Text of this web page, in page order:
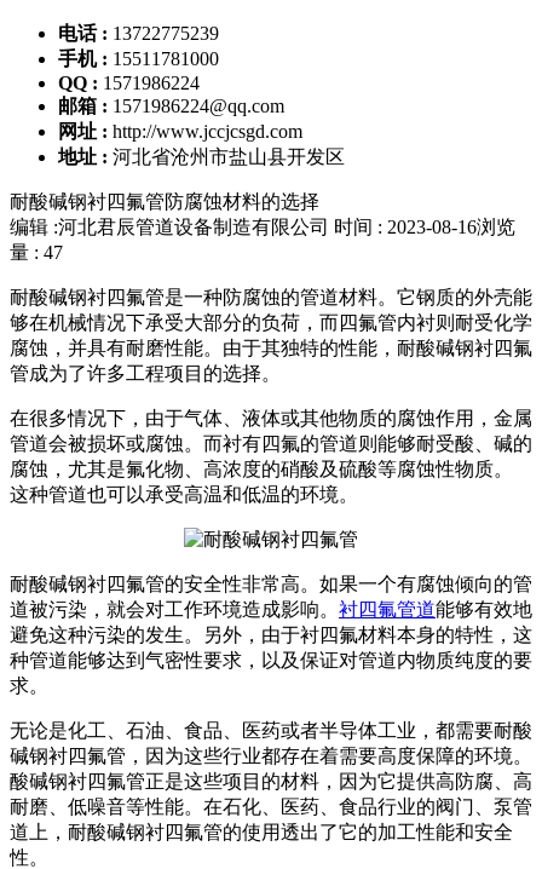
电话 : 13722775239
手机 : 15511781000
QQ : 1571986224
邮箱 : 1571986224@qq.com
网址 : http://www.jccjcsgd.com
地址 : 河北省沧州市盐山县开发区
耐酸碱钢衬四氟管防腐蚀材料的选择
编辑 :河北君辰管道设备制造有限公司 时间 : 2023-08-16浏览
量 : 47
耐酸碱钢衬四氟管是一种防腐蚀的管道材料。它钢质的外壳能
够在机械情况下承受大部分的负荷，而四氟管内衬则耐受化学
腐蚀，并具有耐磨性能。由于其独特的性能，耐酸碱钢衬四氟
管成为了许多工程项目的选择。
在很多情况下，由于气体、液体或其他物质的腐蚀作用，金属
管道会被损坏或腐蚀。而衬有四氟的管道则能够耐受酸、碱的
腐蚀，尤其是氟化物、高浓度的硝酸及硫酸等腐蚀性物质。
这种管道也可以承受高温和低温的环境。
耐酸碱钢衬四氟管的安全性非常高。如果一个有腐蚀倾向的管
道被污染，就会对工作环境造成影响。 衬四氟管道能够有效地
避免这种污染的发生。另外，由于衬四氟材料本身的特性，这
种管道能够达到气密性要求，以及保证对管道内物质纯度的要
求。
无论是化工、石油、食品、医药或者半导体工业，都需要耐酸
碱钢衬四氟管，因为这些行业都存在着需要高度保障的环境。
酸碱钢衬四氟管正是这些项目的材料，因为它提供高防腐、高
耐磨、低噪音等性能。在石化、医药、食品行业的阀门、泵管
道上，耐酸碱钢衬四氟管的使用透出了它的加工性能和安全
性。